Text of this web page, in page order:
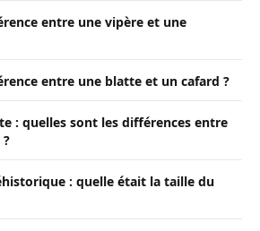
entre une vipère et une
entre une blatte et un cafard ?
: quelles sont les différences entre
: quelle était la taille du